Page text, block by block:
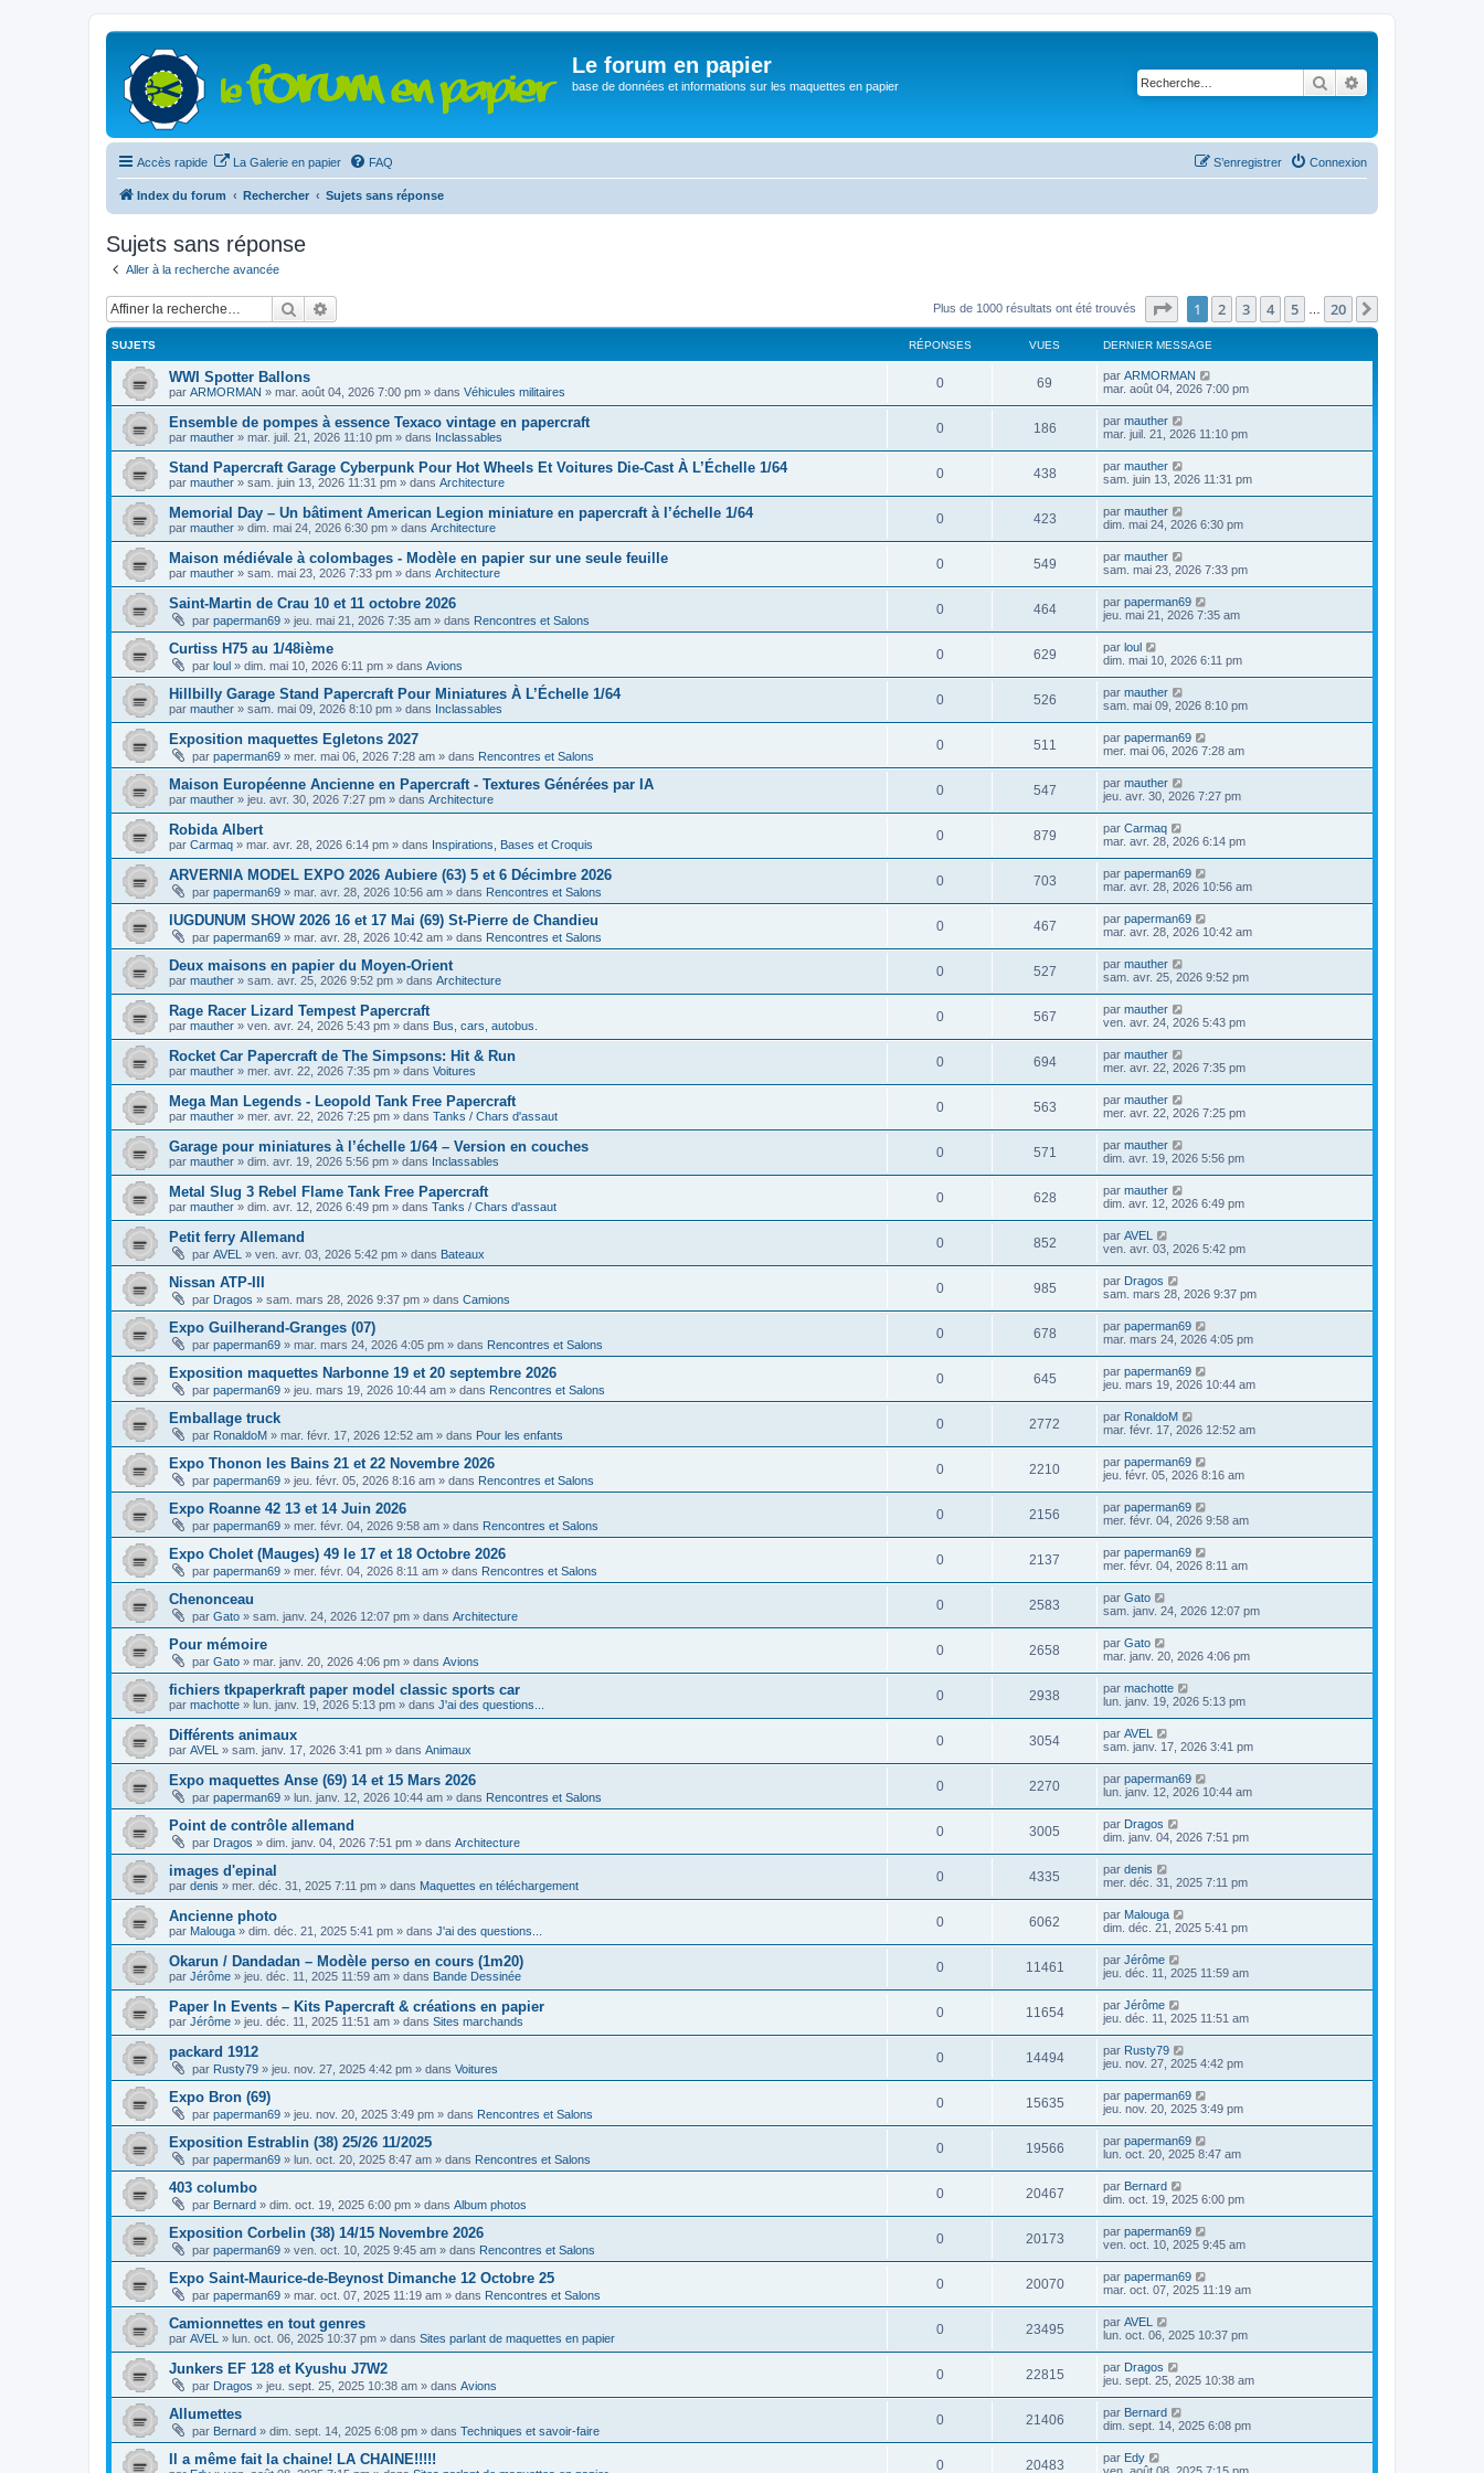
Le forum en papier
base de données et informations sur les maquettes en papier Rechercher
Accès rapide La Galerie en papier FAQ Connexion
S’enregistrer
Index du forum Rechercher Sujets sans réponse
Sujets sans réponse
Aller à la recherche avancée
Rechercher Plus de 1000 résultats ont été trouvés Page sur20
1 2 3 4 5 20
SUJETS RÉPONSES VUES DERNIER MESSAGE
WWI Spotter Ballons
par ARMORMAN » mar. août 04, 2026 7:00 pm » dans Véhicules militaires
0 69 par ARMORMAN
mar. août 04, 2026 7:00 pm
Ensemble de pompes à essence Texaco vintage en papercraft
par mauther » mar. juil. 21, 2026 11:10 pm » dans Inclassables
0 186 par mauther
mar. juil. 21, 2026 11:10 pm
Stand Papercraft Garage Cyberpunk Pour Hot Wheels Et Voitures Die-Cast À L’Échelle 1/64
par mauther » sam. juin 13, 2026 11:31 pm » dans Architecture
0 438 par mauther
sam. juin 13, 2026 11:31 pm
Memorial Day – Un bâtiment American Legion miniature en papercraft à l’échelle 1/64
par mauther » dim. mai 24, 2026 6:30 pm » dans Architecture
0 423 par mauther
dim. mai 24, 2026 6:30 pm
Maison médiévale à colombages - Modèle en papier sur une seule feuille
par mauther » sam. mai 23, 2026 7:33 pm » dans Architecture
0 549 par mauther
sam. mai 23, 2026 7:33 pm
Saint-Martin de Crau 10 et 11 octobre 2026
par paperman69 » jeu. mai 21, 2026 7:35 am » dans Rencontres et Salons
0 464 par paperman69
jeu. mai 21, 2026 7:35 am
Curtiss H75 au 1/48ième
par loul » dim. mai 10, 2026 6:11 pm » dans Avions
0 629 par loul
dim. mai 10, 2026 6:11 pm
Hillbilly Garage Stand Papercraft Pour Miniatures À L’Échelle 1/64
par mauther » sam. mai 09, 2026 8:10 pm » dans Inclassables
0 526 par mauther
sam. mai 09, 2026 8:10 pm
Exposition maquettes Egletons 2027
par paperman69 » mer. mai 06, 2026 7:28 am » dans Rencontres et Salons
0 511 par paperman69
mer. mai 06, 2026 7:28 am
Maison Européenne Ancienne en Papercraft - Textures Générées par IA
par mauther » jeu. avr. 30, 2026 7:27 pm » dans Architecture
0 547 par mauther
jeu. avr. 30, 2026 7:27 pm
Robida Albert
par Carmaq » mar. avr. 28, 2026 6:14 pm » dans Inspirations, Bases et Croquis
0 879 par Carmaq
mar. avr. 28, 2026 6:14 pm
ARVERNIA MODEL EXPO 2026 Aubiere (63) 5 et 6 Décimbre 2026
par paperman69 » mar. avr. 28, 2026 10:56 am » dans Rencontres et Salons
0 703 par paperman69
mar. avr. 28, 2026 10:56 am
lUGDUNUM SHOW 2026 16 et 17 Mai (69) St-Pierre de Chandieu
par paperman69 » mar. avr. 28, 2026 10:42 am » dans Rencontres et Salons
0 467 par paperman69
mar. avr. 28, 2026 10:42 am
Deux maisons en papier du Moyen-Orient
par mauther » sam. avr. 25, 2026 9:52 pm » dans Architecture
0 527 par mauther
sam. avr. 25, 2026 9:52 pm
Rage Racer Lizard Tempest Papercraft
par mauther » ven. avr. 24, 2026 5:43 pm » dans Bus, cars, autobus.
0 567 par mauther
ven. avr. 24, 2026 5:43 pm
Rocket Car Papercraft de The Simpsons: Hit & Run
par mauther » mer. avr. 22, 2026 7:35 pm » dans Voitures
0 694 par mauther
mer. avr. 22, 2026 7:35 pm
Mega Man Legends - Leopold Tank Free Papercraft
par mauther » mer. avr. 22, 2026 7:25 pm » dans Tanks / Chars d'assaut
0 563 par mauther
mer. avr. 22, 2026 7:25 pm
Garage pour miniatures à l’échelle 1/64 – Version en couches
par mauther » dim. avr. 19, 2026 5:56 pm » dans Inclassables
0 571 par mauther
dim. avr. 19, 2026 5:56 pm
Metal Slug 3 Rebel Flame Tank Free Papercraft
par mauther » dim. avr. 12, 2026 6:49 pm » dans Tanks / Chars d'assaut
0 628 par mauther
dim. avr. 12, 2026 6:49 pm
Petit ferry Allemand
par AVEL » ven. avr. 03, 2026 5:42 pm » dans Bateaux
0 852 par AVEL
ven. avr. 03, 2026 5:42 pm
Nissan ATP-III
par Dragos » sam. mars 28, 2026 9:37 pm » dans Camions
0 985 par Dragos
sam. mars 28, 2026 9:37 pm
Expo Guilherand-Granges (07)
par paperman69 » mar. mars 24, 2026 4:05 pm » dans Rencontres et Salons
0 678 par paperman69
mar. mars 24, 2026 4:05 pm
Exposition maquettes Narbonne 19 et 20 septembre 2026
par paperman69 » jeu. mars 19, 2026 10:44 am » dans Rencontres et Salons
0 645 par paperman69
jeu. mars 19, 2026 10:44 am
Emballage truck
par RonaldoM » mar. févr. 17, 2026 12:52 am » dans Pour les enfants
0 2772 par RonaldoM
mar. févr. 17, 2026 12:52 am
Expo Thonon les Bains 21 et 22 Novembre 2026
par paperman69 » jeu. févr. 05, 2026 8:16 am » dans Rencontres et Salons
0 2210 par paperman69
jeu. févr. 05, 2026 8:16 am
Expo Roanne 42 13 et 14 Juin 2026
par paperman69 » mer. févr. 04, 2026 9:58 am » dans Rencontres et Salons
0 2156 par paperman69
mer. févr. 04, 2026 9:58 am
Expo Cholet (Mauges) 49 le 17 et 18 Octobre 2026
par paperman69 » mer. févr. 04, 2026 8:11 am » dans Rencontres et Salons
0 2137 par paperman69
mer. févr. 04, 2026 8:11 am
Chenonceau
par Gato » sam. janv. 24, 2026 12:07 pm » dans Architecture
0 2583 par Gato
sam. janv. 24, 2026 12:07 pm
Pour mémoire
par Gato » mar. janv. 20, 2026 4:06 pm » dans Avions
0 2658 par Gato
mar. janv. 20, 2026 4:06 pm
fichiers tkpaperkraft paper model classic sports car
par machotte » lun. janv. 19, 2026 5:13 pm » dans J'ai des questions...
0 2938 par machotte
lun. janv. 19, 2026 5:13 pm
Différents animaux
par AVEL » sam. janv. 17, 2026 3:41 pm » dans Animaux
0 3054 par AVEL
sam. janv. 17, 2026 3:41 pm
Expo maquettes Anse (69) 14 et 15 Mars 2026
par paperman69 » lun. janv. 12, 2026 10:44 am » dans Rencontres et Salons
0 2270 par paperman69
lun. janv. 12, 2026 10:44 am
Point de contrôle allemand
par Dragos » dim. janv. 04, 2026 7:51 pm » dans Architecture
0 3005 par Dragos
dim. janv. 04, 2026 7:51 pm
images d'epinal
par denis » mer. déc. 31, 2025 7:11 pm » dans Maquettes en téléchargement
0 4335 par denis
mer. déc. 31, 2025 7:11 pm
Ancienne photo
par Malouga » dim. déc. 21, 2025 5:41 pm » dans J'ai des questions...
0 6062 par Malouga
dim. déc. 21, 2025 5:41 pm
Okarun / Dandadan – Modèle perso en cours (1m20)
par Jérôme » jeu. déc. 11, 2025 11:59 am » dans Bande Dessinée
0 11461 par Jérôme
jeu. déc. 11, 2025 11:59 am
Paper In Events – Kits Papercraft & créations en papier
par Jérôme » jeu. déc. 11, 2025 11:51 am » dans Sites marchands
0 11654 par Jérôme
jeu. déc. 11, 2025 11:51 am
packard 1912
par Rusty79 » jeu. nov. 27, 2025 4:42 pm » dans Voitures
0 14494 par Rusty79
jeu. nov. 27, 2025 4:42 pm
Expo Bron (69)
par paperman69 » jeu. nov. 20, 2025 3:49 pm » dans Rencontres et Salons
0 15635 par paperman69
jeu. nov. 20, 2025 3:49 pm
Exposition Estrablin (38) 25/26 11/2025
par paperman69 » lun. oct. 20, 2025 8:47 am » dans Rencontres et Salons
0 19566 par paperman69
lun. oct. 20, 2025 8:47 am
403 columbo
par Bernard » dim. oct. 19, 2025 6:00 pm » dans Album photos
0 20467 par Bernard
dim. oct. 19, 2025 6:00 pm
Exposition Corbelin (38) 14/15 Novembre 2026
par paperman69 » ven. oct. 10, 2025 9:45 am » dans Rencontres et Salons
0 20173 par paperman69
ven. oct. 10, 2025 9:45 am
Expo Saint-Maurice-de-Beynost Dimanche 12 Octobre 25
par paperman69 » mar. oct. 07, 2025 11:19 am » dans Rencontres et Salons
0 20070 par paperman69
mar. oct. 07, 2025 11:19 am
Camionnettes en tout genres
par AVEL » lun. oct. 06, 2025 10:37 pm » dans Sites parlant de maquettes en papier
0 23495 par AVEL
lun. oct. 06, 2025 10:37 pm
Junkers EF 128 et Kyushu J7W2
par Dragos » jeu. sept. 25, 2025 10:38 am » dans Avions
0 22815 par Dragos
jeu. sept. 25, 2025 10:38 am
Allumettes
par Bernard » dim. sept. 14, 2025 6:08 pm » dans Techniques et savoir-faire
0 21406 par Bernard
dim. sept. 14, 2025 6:08 pm
Il a même fait la chaine! LA CHAINE!!!!! 0 20483 par Edy
ven. août 08, 2025 7:15 pm